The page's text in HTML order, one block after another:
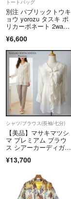
トートバッグ
別注 パブリックトウキ
ョウ yorozu タスキ ポ
リカーボネート 2wa
¥6,600
シャツ/ブラウス(長袖/七分)
【美品】マサキマツシ
マ プレミアム ブラウ
ス シアーカーディガ
¥13,700